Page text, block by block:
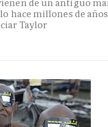
de un antiguo
hace millones de años
Taylor